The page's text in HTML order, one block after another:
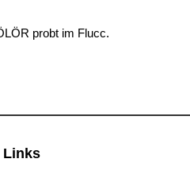
probt im Flucc.
Links